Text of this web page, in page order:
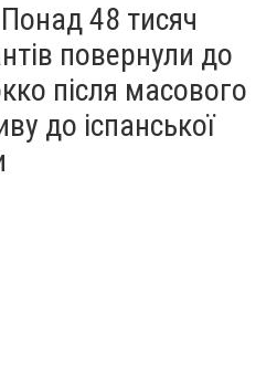
48 тисяч
повернули до
після масового
до іспанської